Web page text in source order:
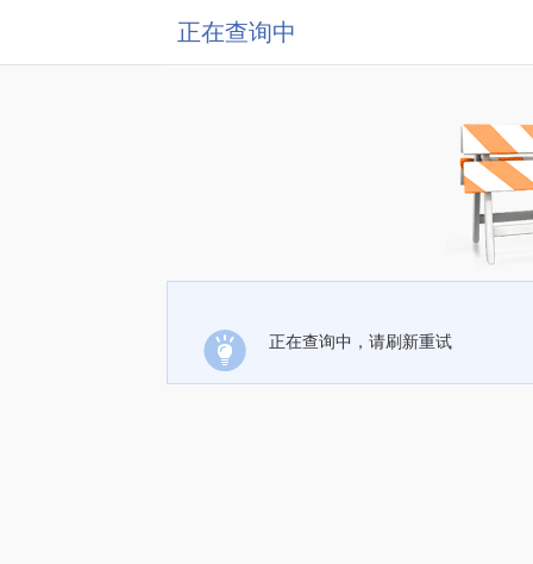
正在查询中
正在查询中，请刷新重试